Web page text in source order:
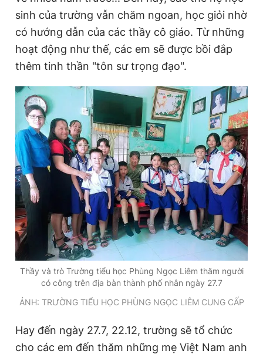
sinh của trường vẫn chăm ngoan, học giỏi nhờ
có hướng dẫn của các thầy cô giáo. Từ những
hoạt động như thế, các em sẽ được bồi đắp
thêm tinh thần "tôn sư trọng đạo".
Thầy và trò Trường tiểu học Phùng Ngọc Liêm thăm người
có công trên địa bàn thành phố nhân ngày 27.7
ẢNH: TRƯỜNG TIỂU HỌC PHÙNG NGỌC LIÊM CUNG CẤP
Hay đến ngày 27.7, 22.12, trường sẽ tổ chức
cho các em đến thăm những mẹ Việt Nam anh